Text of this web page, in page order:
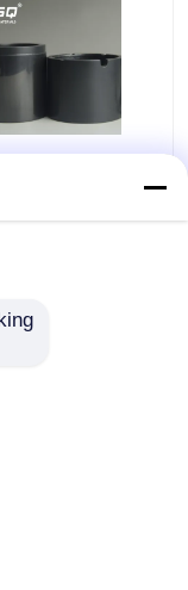
het Glijden
van